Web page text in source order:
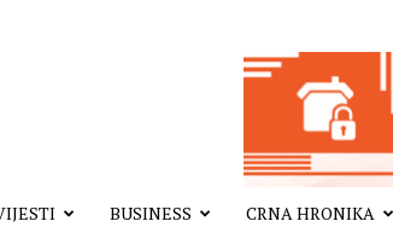
BUSINESS CRNA HRONIKA